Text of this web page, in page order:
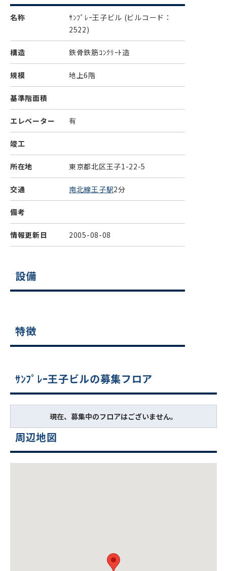
名称 ｻﾝﾌﾟﾚｰ王子ビル (ビルコード：
2522)
構造 鉄骨鉄筋ｺﾝｸﾘｰﾄ造
規模 地上6階
基準階面積
エレベーター 有
竣工
所在地 東京都北区王子1-22-5
交通 南北線王子駅2分
備考
情報更新日 2005-08-08
設備
特徴
ｻﾝﾌﾟﾚｰ王子ビルの募集フロア
現在、募集中のフロアはございません。
周辺地図